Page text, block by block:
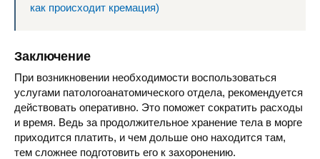
как происходит кремация)
Заключение
При возникновении необходимости воспользоваться
услугами патологоанатомического отдела, рекомендуется
действовать оперативно. Это поможет сократить расходы
и время. Ведь за продолжительное хранение тела в морге
приходится платить, и чем дольше оно находится там,
тем сложнее подготовить его к захоронению.